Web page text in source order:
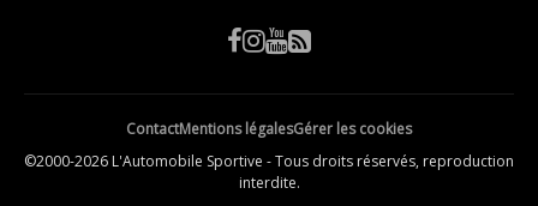
ContactMentions légalesGérer les cookies
©2000-2026 L'Automobile Sportive - Tous droits réservés, reproduction
interdite.